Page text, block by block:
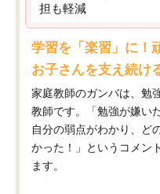
担も軽減
学習を「楽習」に！
お子さんを支え続け
家庭教師のガンバは、勉
教師です。「勉強が嫌い
自分の弱点がわかり、ど
かった！」というコメン
ます。